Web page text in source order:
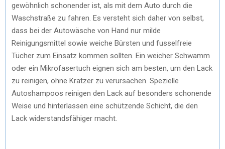
gewöhnlich schonender ist, als mit dem Auto durch die
Waschstraße zu fahren. Es versteht sich daher von selbst,
dass bei der Autowäsche von Hand nur milde
Reinigungsmittel sowie weiche Bürsten und fusselfreie
Tücher zum Einsatz kommen sollten. Ein weicher Schwamm
oder ein Mikrofasertuch eignen sich am besten, um den Lack
zu reinigen, ohne Kratzer zu verursachen. Spezielle
Autoshampoos reinigen den Lack auf besonders schonende
Weise und hinterlassen eine schützende Schicht, die den
Lack widerstandsfähiger macht.